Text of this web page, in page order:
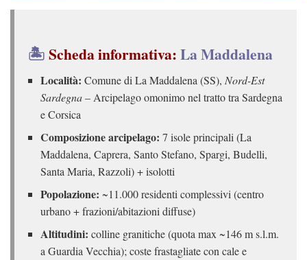
🏝️Scheda informativa:La Maddalena
Località: Comune di La Maddalena (SS), Nord-Est
Sardegna– Arcipelago omonimo nel tratto tra Sardegna
e Corsica
Composizione arcipelago: 7 isole principali (La
Maddalena, Caprera, Santo Stefano, Spargi, Budelli,
Santa Maria, Razzoli) + isolotti
Popolazione: ~11.000 residenti complessivi (centro
urbano + frazioni/abitazioni diffuse)
Altitudini: colline granitiche (quota max ~146 m s.l.m.
a Guardia Vecchia); coste frastagliate con cale e